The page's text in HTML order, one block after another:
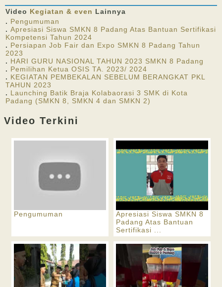
Video Kegiatan & even Lainnya
. Pengumuman
. Apresiasi Siswa SMKN 8 Padang Atas Bantuan Sertifikasi
Kompetensi Tahun 2024
. Persiapan Job Fair dan Expo SMKN 8 Padang Tahun
2023
. HARI GURU NASIONAL TAHUN 2023 SMKN 8 Padang
. Pemilihan Ketua OSIS TA. 2023/ 2024
. KEGIATAN PEMBEKALAN SEBELUM BERANGKAT PKL
TAHUN 2023
. Launching Batik Braja Kolabaorasi 3 SMK di Kota
Padang (SMKN 8, SMKN 4 dan SMKN 2)
Video Terkini
Pengumuman
Apresiasi Siswa SMKN 8
Padang Atas Bantuan
Sertifikasi ...